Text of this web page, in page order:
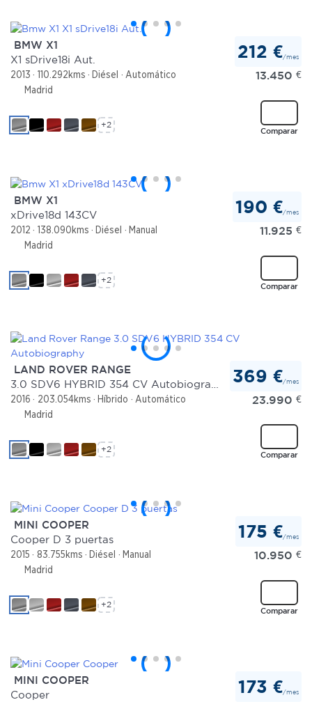
BMW X1
X1 sDrive18i Aut.
2013 110.292kms Diésel
Automático
Madrid
212 €/mes
13.450 €
Comparar
+2
BMW X1
xDrive18d 143CV
2012 138.090kms Diésel
Manual
Madrid
190 €/mes
11.925 €
Comparar
+2
LAND ROVER RANGE
2016 203.054kms Híbrido
Automático
Madrid
369 €/mes
23.990 €
Comparar
+2
MINI COOPER
Cooper D 3 puertas
2015 83.755kms Diésel
Manual
Madrid
175 €/mes
10.950 €
Comparar
+2
MINI COOPER
Cooper
173 €/mes